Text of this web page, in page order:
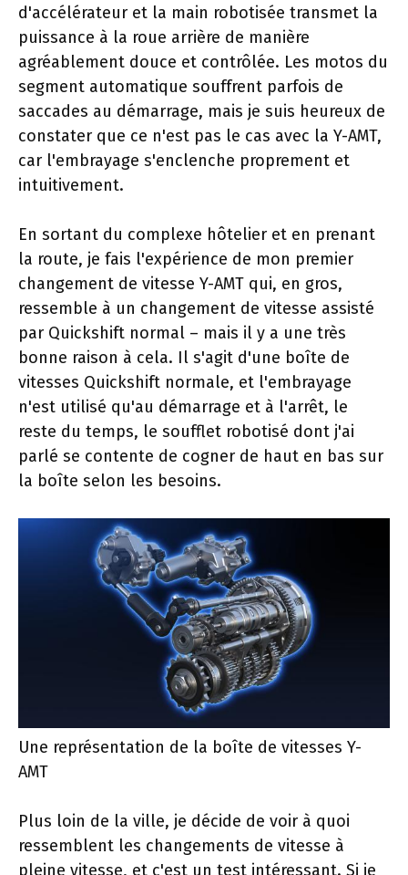
d'accélérateur et la main robotisée transmet la
puissance à la roue arrière de manière
agréablement douce et contrôlée. Les motos du
segment automatique souffrent parfois de
saccades au démarrage, mais je suis heureux de
constater que ce n'est pas le cas avec la Y-AMT,
car l'embrayage s'enclenche proprement et
intuitivement.
En sortant du complexe hôtelier et en prenant
la route, je fais l'expérience de mon premier
changement de vitesse Y-AMT qui, en gros,
ressemble à un changement de vitesse assisté
par Quickshift normal – mais il y a une très
bonne raison à cela. Il s'agit d'une boîte de
vitesses Quickshift normale, et l'embrayage
n'est utilisé qu'au démarrage et à l'arrêt, le
reste du temps, le soufflet robotisé dont j'ai
parlé se contente de cogner de haut en bas sur
la boîte selon les besoins.
Une représentation de la boîte de vitesses Y-
AMT
Plus loin de la ville, je décide de voir à quoi
ressemblent les changements de vitesse à
pleine vitesse, et c'est un test intéressant. Si je